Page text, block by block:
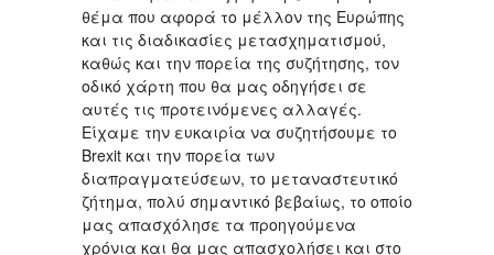
θέμα που αφορά το μέλλον της Ευρώπης
και τις διαδικασίες μετασχηματισμού,
καθώς και την πορεία της συζήτησης, τον
οδικό χάρτη που θα μας οδηγήσει σε
αυτές τις προτεινόμενες αλλαγές.
Είχαμε την ευκαιρία να συζητήσουμε το
Brexit και την πορεία των
διαπραγματεύσεων, το μεταναστευτικό
ζήτημα, πολύ σημαντικό βεβαίως, το οποίο
μας απασχόλησε τα προηγούμενα
χρόνια και θα μας απασχολήσει και στο